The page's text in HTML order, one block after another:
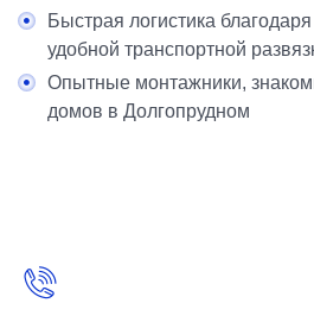
Быстрая логистика
удобной транспортной
Опытные монтажники,
домов в Долгопрудном